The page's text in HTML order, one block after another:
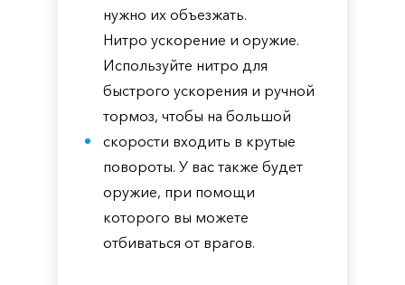
нужно их объезжать.
Нитро ускорение и оружие.
Используйте нитро для
быстрого ускорения и ручной
тормоз, чтобы на большой
скорости входить в крутые
повороты. У вас также будет
оружие, при помощи
которого вы можете
отбиваться от врагов.